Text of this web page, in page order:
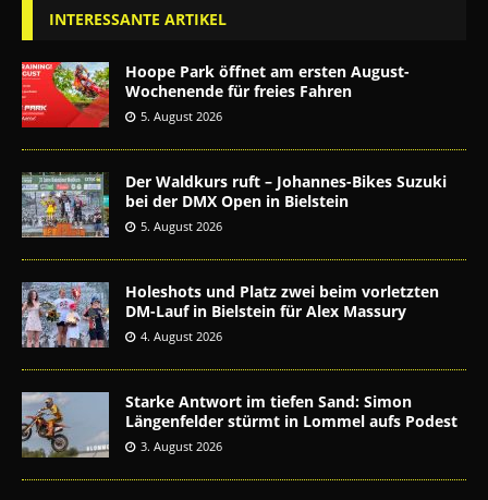
INTERESSANTE ARTIKEL
Hoope Park öffnet am ersten August-
Wochenende für freies Fahren
5. August 2026
Der Waldkurs ruft – Johannes-Bikes Suzuki
bei der DMX Open in Bielstein
5. August 2026
Holeshots und Platz zwei beim vorletzten
DM-Lauf in Bielstein für Alex Massury
4. August 2026
Starke Antwort im tiefen Sand: Simon
Längenfelder stürmt in Lommel aufs Podest
3. August 2026